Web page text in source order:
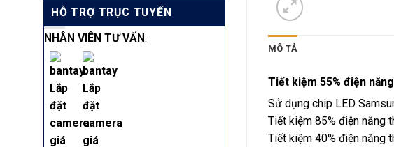
HỖ TRỢ TRỤC TUYẾN
NHÂN VIÊN TƯ VẤN:
MÔ TẢ
Tiết kiệm 55% điện năng
Sử dụng chip LED
Tiết kiệm 85% điện năng
Tiết kiệm 40% điện năng